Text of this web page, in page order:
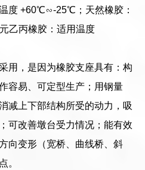
度 +60℃∽-25℃；天然橡胶：
乙丙橡胶：适用温度
用，是因为橡胶支座具有：构
容易、可定型生产；用钢量
减上下部结构所受的动力，吸
可改善墩台受力情况；能有效
向变形（宽桥、曲线桥、斜
。